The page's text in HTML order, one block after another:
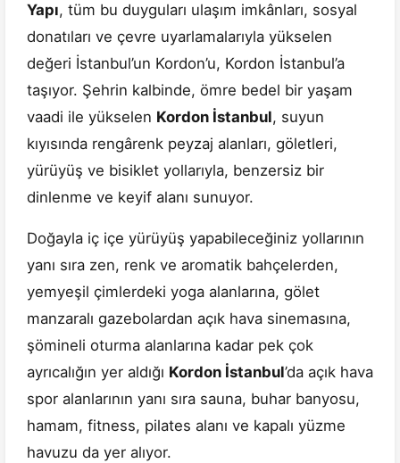
Yapı, tüm bu duyguları ulaşım imkânları, sosyal
donatıları ve çevre uyarlamalarıyla yükselen
değeri İstanbul’un Kordon’u, Kordon İstanbul’a
taşıyor. Şehrin kalbinde, ömre bedel bir yaşam
vaadi ile yükselen Kordon İstanbul, suyun
kıyısında rengârenk peyzaj alanları, göletleri,
yürüyüş ve bisiklet yollarıyla, benzersiz bir
dinlenme ve keyif alanı sunuyor.
Doğayla iç içe yürüyüş yapabileceğiniz yollarının
yanı sıra zen, renk ve aromatik bahçelerden,
yemyeşil çimlerdeki yoga alanlarına, gölet
manzaralı gazebolardan açık hava sinemasına,
şömineli oturma alanlarına kadar pek çok
ayrıcalığın yer aldığı Kordon İstanbul’da açık hava
spor alanlarının yanı sıra sauna, buhar banyosu,
hamam, fitness, pilates alanı ve kapalı yüzme
havuzu da yer alıyor.